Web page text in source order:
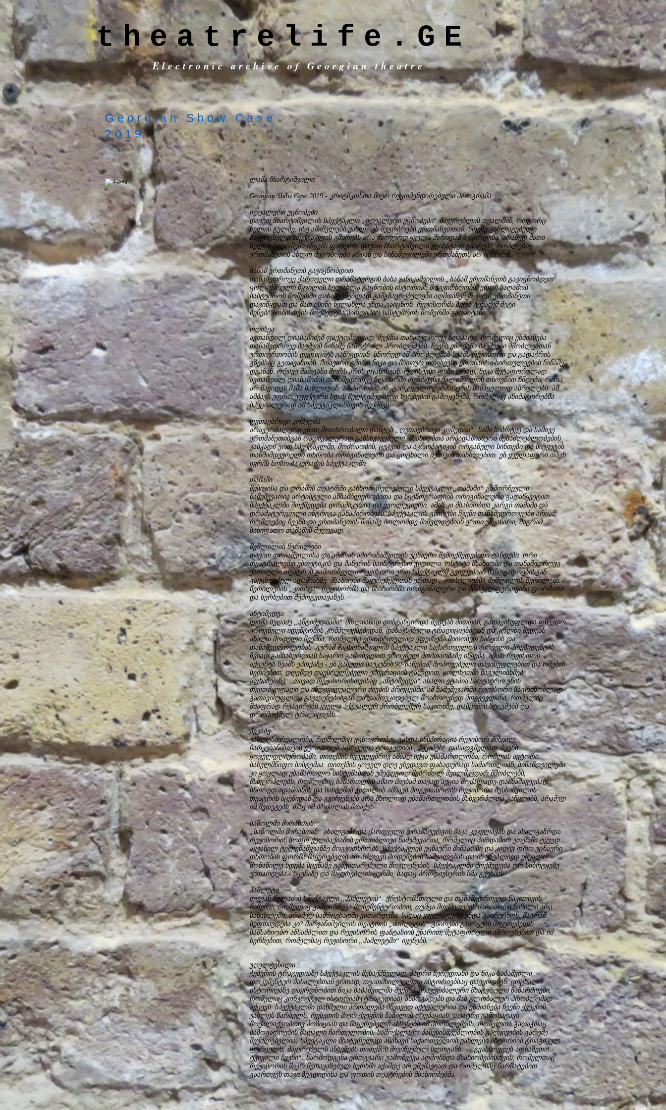
theatrelife.GE
Electronic archive of Georgian theatre
Georgian Show Case
2019
ლაშა ჩხარტიშვილი
Georgian Show Case 2019 - კრიტიკოსთა მიერ რეკომენდირებული პროგრამა
იდეალური უცნობები
დავით ჩხარტიშვილის სპექტაკლი „იდეალური უცნობები“ მაყურებლის თვალწინ, როგორც
ხელის გულზე, ისე აშიშვლებს უახლოეს მეგობრებს ერთმანეთთან. წრეზე განლაგებული
მაყურებელი სპექტაკლის გმირებს არა მხოლოდ ყველა მხრიდან აკვირდება, არამედ მათი
სულის სიღრმეში იწყებს ფათურს. დავით ჩხარტიშვილი გვიხატავს გმირებს, რომლებიც
ერთმანეთის ახლო მეგობრები არიან და სინამდვილეში ერთმანეთს არ იცნობენ.
სანამ ერთმანეთს გავიცნობდით
თანამედროვე ქართველი დრამატურგის ბასა ჯანიკაშვილის „სანამ ერთმანეთს გავიცნობდეთ“
ცოლ-ქმრული წყვილის ხელახლა გაცნობის ისტორიას მოგვითხრობს. ერთი საღამოს
სასტუმროს ნომერში დასასვენებლად გამგზავრებულები აღმოაჩენენ, რომ ერთმანეთი
დავიწყდათ და მათ ისინი ხელახლა უნდა გაიცნონ. რეჟისორმა ზურა გეწაძემ მეტი
ბუნებრიობისთვის მოქმედება პირდაპირ სასტუმროს ნომერში გადაიტანა.
ოდისეა
ავთანდილ დიასამიძემ ფაქტობრივად, შექმნა თანამედროვე ზღაპარი, რომელიც ეხმიანება
თანამედროვე ბავშვის წინაშე წამოჭრილ პრობლემებს. ჩვენს ეპოქაში ბავშვები მშობლებთან
ურთიერთობის დეფიციტს განიცდიან. სწორედ ამ პრობლემას სვამს რეჟისორი და გადაჭრის
გზებსაც გვთავაზობს. მთავარი გმირი ნიკა და მითიურ ოდისევსი ერთნაირი სირთულეების წინაშე
დგანან. ორივე მათგანი შორს არის ოჯახისგან. ოდისევსი ფიზიკურად, ნიკა მეტაფორულად.
ავთანდილ დიასამიძის თანამედროვე ზღაპარში ოდისევსი ქალიშვილის თხოვნით ჩნდება, რათა
არ წავიდეს მამა სახლიდან. ამ პირობას ის გარკვეული დახმარების სანაცვლოდ ასრულებს. ამ
ამბავს უფრო ეფექტურს ხდის მულტიმედიური ხერხების გამოყენება, რომელიც ანიმატორებმა
სპეციალურად ამ სპექტაკლისთვის შექმნეს.
ღვთაებრივი კომედია
არავერბალური ენით მოთხრობილი დანტეს „ღვთაებრივი კომედია“. სამი სიბრტყე და სამივე
ერთმანეთისგან რადიკალურად განსხვავებული. მსახიობთა არაადამიანური შესაძლებლობების
კასკადი ერთ სპექტაკლში, მოძრაობის, ცეკვის და აკრობატიკის ორგანული სინთეზი და სიუჟეტის
თანმიმდევრული თხრობა ორიგინალური და ცოცხალი მუსიკის თანხლებით. ეს ყველაფერი თავს
იყრის სოსო ბაკურაძის სპექტაკლში.
თამაში
მუსიკისა და დრამის თეატრში განხორციელებული სპექტაკლი „თამაში“ გამორჩეული
ნამუშევარია არტისტული ანსამბლურობითა და სცენოგრაფიის ორიგინალური გადაწყვეტით.
სპექტაკლში მოქმედება დინამიკურია და ევოლუციური, ამას კი მსახიობთა კარგი თამაში და
დრამატურგიული ინტრიგა განაპირობებს. სპექტაკლის გმირები ჩვენი თანამედროვეები არიან,
რომლებიც ჩვენს და ერთმანეთის წინაშე ბოლომდე შიშვლდებიან ერთი უწყინარი, მაგრამ
სახიფათო თამაშის შედეგად.
შეშლილის წერილები
დავით დოიაშვილისა და ამირან ამირანაშვილის უცნაური შემოქმედებითი ტანდები. ორი
თეატრალური ესთეტიკის და მანერის საინტერესო ჭიდილი. ოსტატი მსახიობი და თანამედროვე
ქართული თეატრის გამორჩეული რეჟისორი ერთ სპექტაკლშ გვიყვებიან საზოგადოებისგან
გაუცხოებულ ადამიანზე. მსახიობი მაყურებელთან ერთად „კითხულობს“ შეშლილის წერილებს.
წერილების „კითხვა“ რეჟისორმა და მსახიობმა ორიგინალური და მრავალფეროვანი ფორმითა
და ხერხებით შემოგვთავაზეს.
ანტიმედეა
ლაშა ბუღაძე „ანტიმედიაში“ მთლიანად დისტანცირდა მედეას მითთან, გათავისუფლდა ფსევდო
ეროვნული იდენტობის კომპლექსებიდან, დახავსებული ტრადიციებიდან და კოლხი მედეას
ახალი მოდელი შექმნა, რომელიც ერთდროულად ეფუძნება მითოსურ საწყისს და
თანამედროვეობას. გურამ მაცხონაშვილის სპექტაკლი საქართველოს პირველი პრეზიდენტის
ზვიად გამსახურდიას საჯარო გამოსვლით ეროვნულ მოძრაობაზე იწყება. ამით რეჟისორი
აქცენტს სვამს ეპოქაზე - ეს გასული საუკუნის 90-იანებია, მოპოვებული თავისუფლებით და ომების
სერიებით, დღემდე დაუსრულებელი ემიგრაციის ტალღით, კოლხეთში ნაგულისხმებ
აფხაზეთზე... თავად რეჟისორისთვისაც „ანტიმედეა“ ახალი ეტაპია სათეატრო ენის
თვითმყოფადი და ინდივიდუალური ძიების პროცესში. ამ ნამუშევარში რეჟისორი საგრძნობლად
გათავისუფლდა გავლენებისგან და დამოუკიდებელ მოაზროვნედ მოგვევლინა, რომელიც
მძაფრად რეაგირებს ყველა აქტუალურ პრობლემურ საკითხზე, დასცინის სტიგმებს და
დრომოჭმულ ტრადიციებს.
ჰეკაბე
უახლესი რეალობა, რომელშიც ვცხოვრობთ, გახდა ინსპირაცია რეჟისორ მიხეილ
ჩარკვიანისთვის ევრიპიდეს ადრეული ტრაგედიის „ჰეკაბეს“ დასადგმელად. ჩვენს
ყოველდღიურობაში, თითქმის ჩვეულებრივ ამბად იქცა უსამართლობა, რომლის ავტორი
სახელმწიფო სისტემაა. თითქმის ყოველ დღე ვხედავთ ფასადურად სამართლიან, სინამდვილეში
კი ყოვლად უსამართლო სისტემასთან უშედეგოდ მებრძოლ შვილმკვდარ მშობლებს,
მსხვერპლებს, რომლებიც სამართლის ამაო ძიებამ თავად აქცია მოძალადე-დამნაშავეებად.
სწორედ ადამიანის და სისტემის ჭიდილის ამბავს მოგვითხრობს რეჟისორი მესხიშვილის
თეატრის სცენიდან და გვიჩვენებს არა მხოლოდ უსამართლობის მსხვერპლთა განცდებს, არამედ
იმ შედეგებს, რაც ამ ბრძოლას მოაქვს.
საწოლში მირასთან
„საწოლში მირასთან“ ახალგაზრდა ქართველი დრამატურგის მაკა კუკულავას და ახალგაზრდა
რეჟისორის სოფო ქელბაქიანის ერთობლივი ნამუშევარია, რომელიც პირდაპირ ეთერში ტყვედ
აყვანილ ტელეწამყვანზე მოგვითხრობს. სპექტაკლის უცნაური შინაარსი და კიდევ ფრო უცნაური
თხრობის ფორმა მაყურებელს არ აძლევს მოდუნების საშუალებას და ის უნებლიედ უშუალო
მონაწილე ხდება სცენაზე განვითარებული მოვლენების. სპექტაკლში მოქმედება ორ სიბრტყეზე
ვითარდება - სცენაზე და მაყურებლის ყურში, სადაც პროდიუსერის ხმა გვესმის.
ჰამლეტი
ლევან წულაძის სპექტაკლი „ჰამლეტის“ ქრესტომათიული და თანამედროვედ წაკითხვის
ნიმუშია, რომელიც გამოირჩევა მონუმენტურობით, თუმცა მოქმედების ძირითადი ნაწილი არა
სასახლეში, არამედ სამრცეხაოში ვითარდება, სადაც ყველაფერი უნდა გაირეცხოს, მაგრამ
სუფთავდება კი? მარჯანიშვილის თეატრის „ჰამლეტის“ გმირები გააოცებს მაყურებელს
სამსახიობო ანსამბლით და რეჟისორის ფანტაზიის უნარით, მეტაფორული აზროვნებით და იმ
ხერხებით, რომელსაც რეჟისორი „ჰამლეტში“ იყენებს.
უღელტეხილი
ჭუბერის ტრაგედიაზე სპექტაკლის შესაქმნელად, ბადრი წერედიანი და ნიკა საბაშვილი
დოკუმენტურ მასალებთან ერთად, თვითმხილველთა ისტორიებსაც დაეყრდნენ. ცოცხალ
ისტორიებზე დაყრდნობით ნიკა საბაშვილმა შექმნა არავერბალური მხატვრული ნაწარმოები,
რომელიც კონკრეტულ ისტორიას (ტრაგედიას) ანზოგადებს და მას გლობალურ პრობლემად
აქცევს. სპექტაკლში დასმული პრობლემა მწვავედ აქტუალურია და ეხმიანება ჩვენი ქვეყნის
უახლეს წარსულს, რუსეთის მიერ ქვეყნის ნაწილის ოკუპაციას; თეატრი გამოხატავს
მოქალაქეობრივ პოზიციას და მაყურებელს ახსენებს იმ პრობლემებს, რომელთა გადაჭრაც
საზოგადოების მაღალი ჩართულობის, სამოქალაქო პასუხისმგებლობის გაღვივების გარეშე
შეუძლებელია; სპექტაკლი მხატვრულად ასახავს საქართველოს უახლესი ისტორიის ტრაგიკულ
ფურცელს; მაყურებელს ახსენებს თითქმის მივიწყებულ სლოგანს: - „გვახსოვდეს აფხაზეთი! -
ტკივილი ჩვენი“. წარმოდგენა ერთგვარი გამოწვევა აღმოჩნდა მსახიობებისთვის, რომელთაც
რეჟისორის მიერ შეთავაზებულ ხერხში აქამდე არ უმუშავიათ და რომელსაც წარმატებით
გაართვეს თავი ზუგდიდისა და ფოთის თეატრების მსახიობებმა.